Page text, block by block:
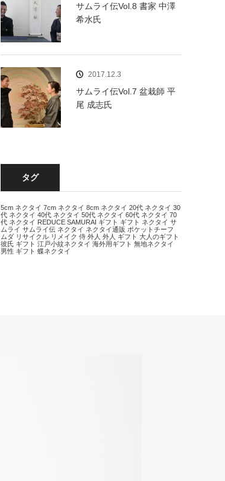
サムライ伝Vol.8 書家 中澤
希水氏
2017.12.3
サムライ伝Vol.7 盆栽師 平
尾 成志氏
タグ
5cm ネクタイ 7cm ネクタイ 8cm ネクタイ 20代 ネクタイ 30
代 ネクタイ 40代 ネクタイ 50代 ネクタイ 60代 ネクタイ 70
代 ネクタイ REDUCE SAMURAI ギフト ギフト ネクタイ サ
ムライ サムライ伝 ネクタイ ネクタイ通販 ポケットチーフ
ムダ リサイクル リメイク 侍 外人 外人 ギフト 大人のギフト
彼氏 ギフト 江戸小紋ネクタイ 海外用ギフト 無地ネクタイ
男性 ギフト 蝶ネクタイ